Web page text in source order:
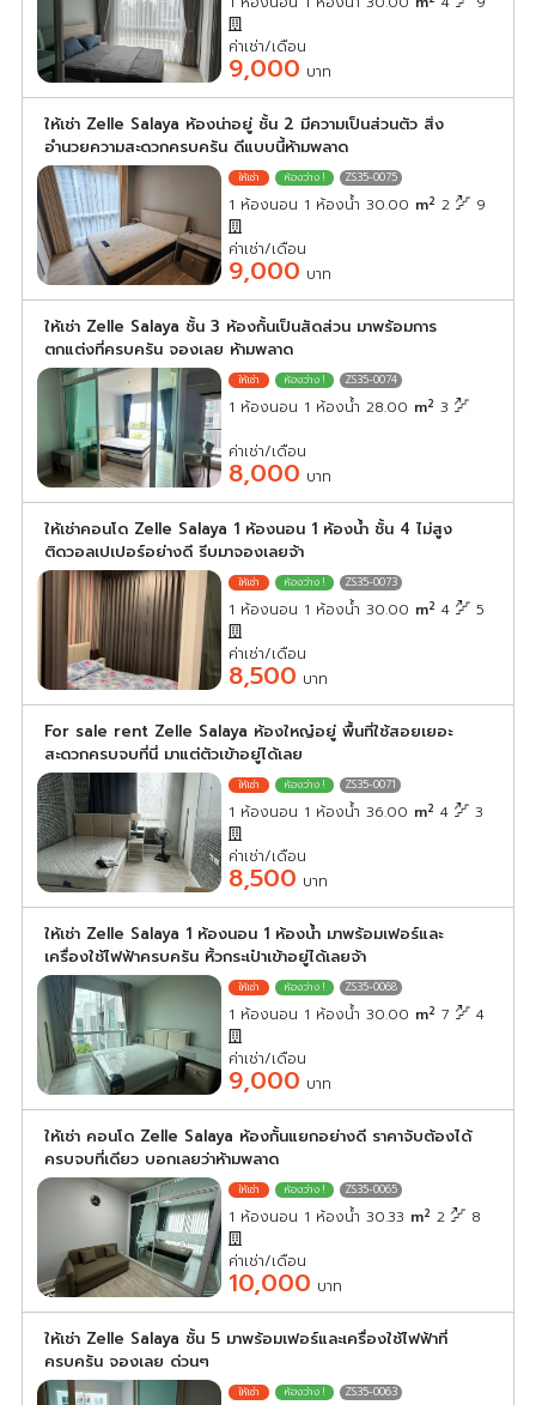
ค่าเช่า/เดือน
9,000 บาท
ให้เช่า Zelle Salaya ห้องน่าอยู่ ชั้น 2 มีความเป็นส่วนตัว สิ่ง
อำนวยความสะดวกครบครัน ดีแบบนี้ห้ามพลาด
ZS35-0075
1 ห้องนอน 1 ห้องน้ำ 30.00 m2 2 9
ค่าเช่า/เดือน
9,000 บาท
ให้เช่า Zelle Salaya ชั้น 3 ห้องกั้นเป็นสัดส่วน มาพร้อมการ
ตกแต่งที่ครบครัน จองเลย ห้ามพลาด
ZS35-0074
1 ห้องนอน 1 ห้องน้ำ 28.00 m2 3
ค่าเช่า/เดือน
8,000 บาท
ให้เช่าคอนโด Zelle Salaya 1 ห้องนอน 1 ห้องน้ำ ชั้น 4 ไม่สูง
ติดวอลเปเปอร์อย่างดี รีบมาจองเลยจ้า
ZS35-0073
1 ห้องนอน 1 ห้องน้ำ 30.00 m2 4 5
ค่าเช่า/เดือน
8,500 บาท
For sale rent Zelle Salaya ห้องใหญ๋อยู่ พื้นที่ใช้สอยเยอะ
สะดวกครบจบที่นี่ มาแต่ตัวเข้าอยู่ได้เลย
ZS35-0071
1 ห้องนอน 1 ห้องน้ำ 36.00 m2 4 3
ค่าเช่า/เดือน
8,500 บาท
ให้เช่า Zelle Salaya 1 ห้องนอน 1 ห้องน้ำ มาพร้อมเฟอร์และ
เครื่องใช้ไฟฟ้าครบครัน หิ้วกระเป๋าเข้าอยู่ได้เลยจ้า
ZS35-0068
1 ห้องนอน 1 ห้องน้ำ 30.00 m2 7 4
ค่าเช่า/เดือน
9,000 บาท
ให้เช่า คอนโด Zelle Salaya ห้องกั้นแยกอย่างดี ราคาจับต้องได้
ครบจบที่เดียว บอกเลยว่าห้ามพลาด
ZS35-0065
1 ห้องนอน 1 ห้องน้ำ 30.33 m2 2 8
ค่าเช่า/เดือน
10,000 บาท
ให้เช่า Zelle Salaya ชั้น 5 มาพร้อมเฟอร์และเครื่องใช้ไฟฟ้าที่
ครบครัน จองเลย ด่วนๆ
ZS35-0063